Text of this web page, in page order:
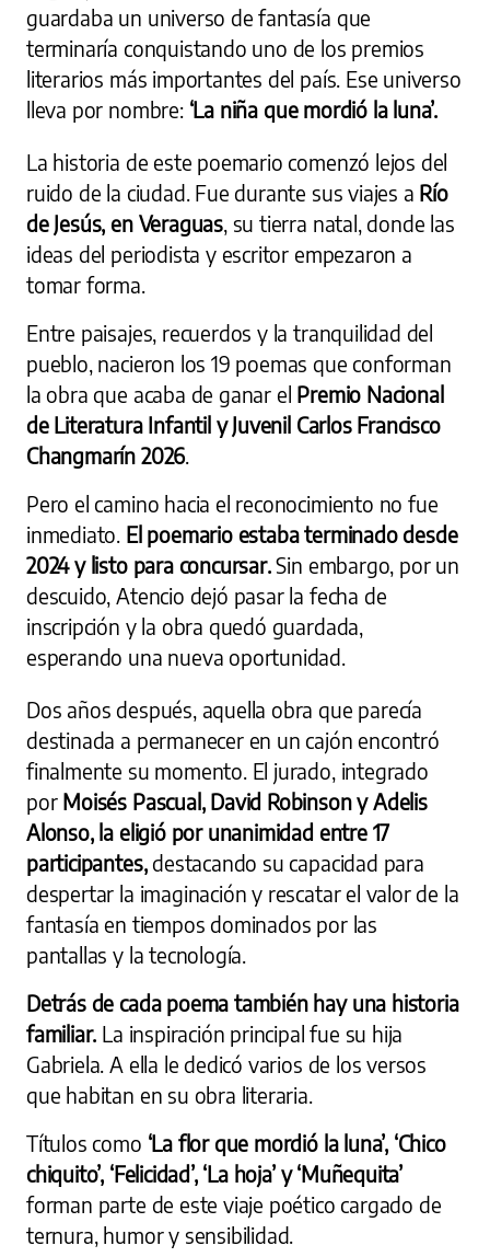
guardaba un universo de fantasía que
terminaría conquistando uno de los premios
literarios más importantes del país. Ese universo
lleva por nombre:‘La niña que mordió la luna’.
La historia de este poemario comenzó lejos del
ruido de la ciudad. Fue durante sus viajes a Río
de Jesús, en Veraguas , su tierra natal, donde las
ideas del periodista y escritor empezaron a
tomar forma.
Entre paisajes, recuerdos y la tranquilidad del
pueblo, nacieron los 19 poemas que conforman
la obra que acaba de ganar el Premio Nacional
de Literatura Infantil y Juvenil Carlos Francisco
Changmarín 2026
Pero el camino hacia el reconocimiento no fue
inmediato. El poemario estaba terminado desde
2024 y listo para concursar.Sin embargo, por un
descuido, Atencio dejó pasar la fecha de
inscripción y la obra quedó guardada,
esperando una nueva oportunidad.
Dos años después, aquella obra que parecía
destinada a permanecer en un cajón encontró
finalmente su momento. El jurado, integrado
por Moisés Pascual, David Robinson y Adelis
Alonso, la eligió por unanimidad entre 17
participantes, destacando su capacidad para
despertar la imaginación y rescatar el valor de la
fantasía en tiempos dominados por las
pantallas y la tecnología.
Detrás de cada poema también hay una historia
familiar. La inspiración principal fue su hija
Gabriela. A ella le dedicó varios de los versos
que habitan en su obra literaria.
Títulos como ‘La flor que mordió la luna’, ‘Chico
chiquito’, ‘Felicidad’, ‘La hoja’ y ‘Muñequita’
forman parte de este viaje poético cargado de
ternura, humor y sensibilidad.